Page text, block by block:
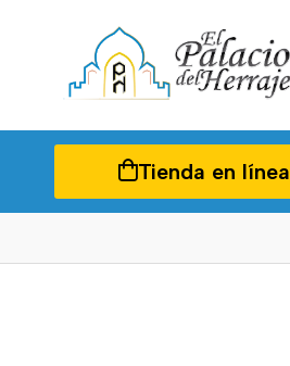
Tienda en línea